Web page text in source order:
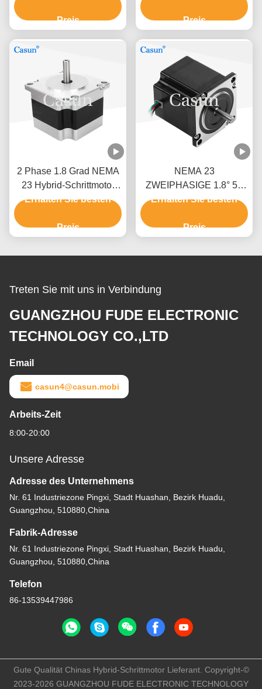
Preis
Roboter
Preis
2 Phase 1.8 Grad NEMA
23 Hybrid-Schrittmotor
Schrittmotor-Kit CNC mit
Erhalten Sie besten
Preis
NEMA 23
ZWEIPHASIGE 1.8° 57
Schrittmotor 54MM
Druckmaschine
Erhalten Sie besten
Preis
Treten Sie mit uns in Verbindung
GUANGZHOU FUDE ELECTRONIC
TECHNOLOGY CO.,LTD
Email
casun4@casun.mobi
Arbeits-Zeit
8:00-20:00
Unsere Adresse
Adresse des Unternehmens
Nr. 61 Industriezone Pingxi, Stadt Huashan, Bezirk Huadu,
Guangzhou, 510880,China
Fabrik-Adresse
Nr. 61 Industriezone Pingxi, Stadt Huashan, Bezirk Huadu,
Guangzhou, 510880,China
Telefon
86-13539447986
Gute Qualität Chinas Hybrid-Schrittmotor Lieferant. Copyright-©
2023-2026 GUANGZHOU FUDE ELECTRONIC TECHNOLOGY